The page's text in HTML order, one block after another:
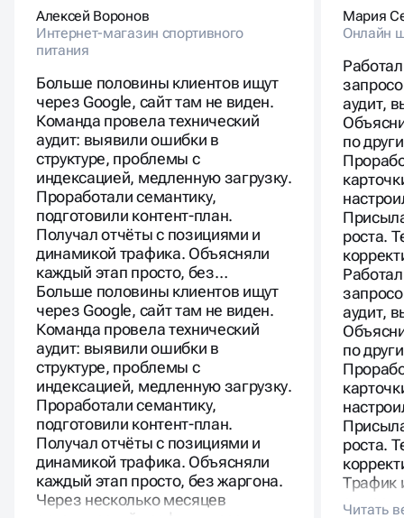
Алексей Воронов
Интернет-магазин спортивного
питания
Больше половины клиентов ищут
через Google, сайт там не виден.
Команда провела технический
аудит: выявили ошибки в
структуре, проблемы с
индексацией, медленную загрузку.
Проработали семантику,
подготовили контент-план.
Получал отчёты с позициями и
динамикой трафика. Объясняли
каждый этап просто, без…
Больше половины клиентов ищут
через Google, сайт там не виден.
Команда провела технический
аудит: выявили ошибки в
структуре, проблемы с
индексацией, медленную загрузку.
Проработали семантику,
подготовили контент-план.
Получал отчёты с позициями и
динамикой трафика. Объясняли
каждый этап просто, без жаргона.
Через несколько месяцев
Мария
Онлайн
аудит,
по
роста.
аудит,
по
роста.
Трафик